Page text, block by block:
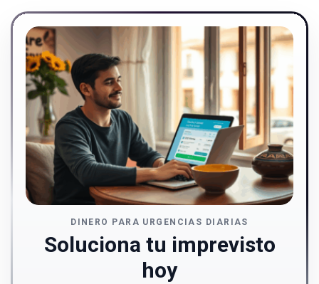
DINERO PARA URGENCIAS DIARIAS
Soluciona tu imprevisto
hoy